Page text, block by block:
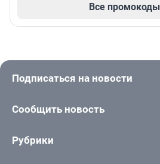
Все промокоды
Подписаться на новости
Сообщить новость
Рубрики